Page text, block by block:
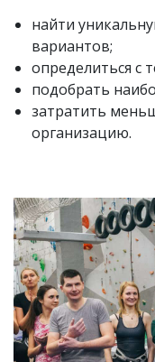
найти
вариантов;
определиться с
подобрать
затратить
организацию.